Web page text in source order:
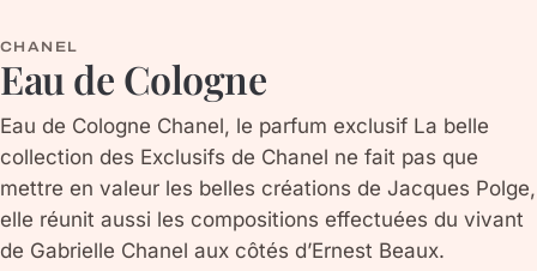
CHANEL
Eau de Cologne
Eau de Cologne Chanel, le parfum exclusif La belle
collection des Exclusifs de Chanel ne fait pas que
mettre en valeur les belles créations de Jacques Polge,
elle réunit aussi les compositions effectuées du vivant
de Gabrielle Chanel aux côtés d’Ernest Beaux.